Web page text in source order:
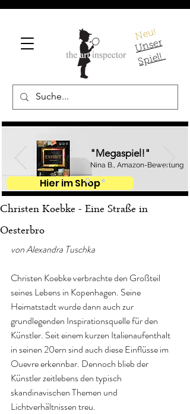
Neu!
U
ns
er
S
pi
el!
"Megaspiel!"
Nina B., Amazon-Bewertung
Hier im Shop
Christen Koebke - Eine Straße in
Oesterbro
von Alexandra Tuschka
Christen Koebke verbrachte den Großteil
seines Lebens in Kopenhagen. Seine
Heimatstadt wurde dann auch zur
grundlegenden Inspirationsquelle für den
Künstler. Seit einem kurzen Italienaufenthalt
in seinen 20ern sind auch diese Einflüsse im
Ouevre erkennbar. Dennoch blieb der
Künstler zeitlebens den typisch
skandinavischen Themen und
Lichtverhältnissen treu.